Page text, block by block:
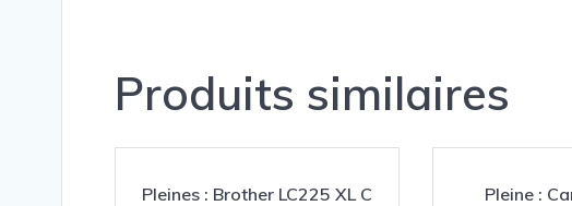
Produits similaires
Pleines : Brother LC225 XL C Pleine :